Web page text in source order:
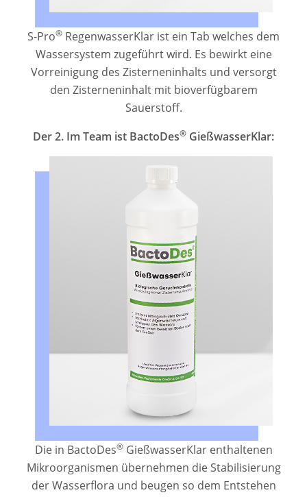
S-Pro® RegenwasserKlar ist ein Tab welches dem
Wassersystem zugeführt wird. Es bewirkt eine
Vorreinigung des Zisterneninhalts und versorgt
den Zisterneninhalt mit bioverfügbarem
Sauerstoff.
Der 2. Im Team ist BactoDes® GießwasserKlar:
Die in BactoDes®GießwasserKlar enthaltenen
Mikroorganismen übernehmen die Stabilisierung
der Wasserflora und beugen so dem Entstehen